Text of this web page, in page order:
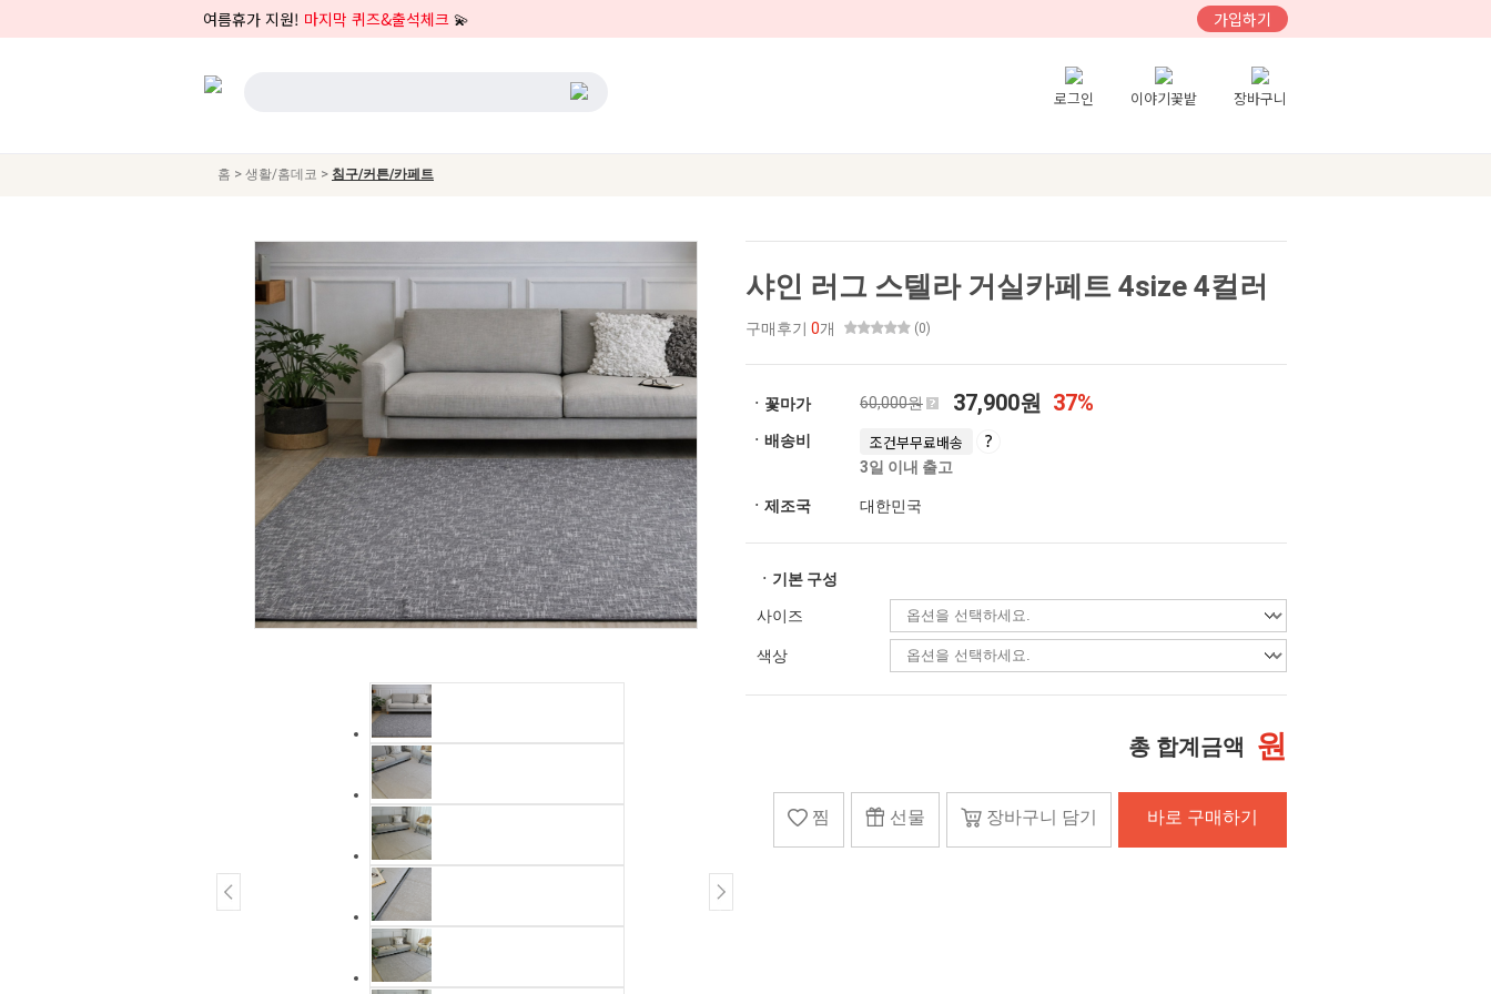
여름휴가 지원! 마지막 퀴즈&출석체크 💫 가입하기
로그인 이야기꽃밭 장바구니
홈 > 생활/홈데코 > 침구/커튼/카페트
샤인 러그 스텔라 거실카페트 4size 4컬러
구매후기 0개 (0)
ㆍ꽃마가 60,000원 37,900원 37%
ㆍ배송비 조건부무료배송
3일 이내 출고
ㆍ제조국 대한민국
ㆍ기본 구성
사이즈
색상
총 합계금액 원
찜 선물 장바구니 담기 바로 구매하기